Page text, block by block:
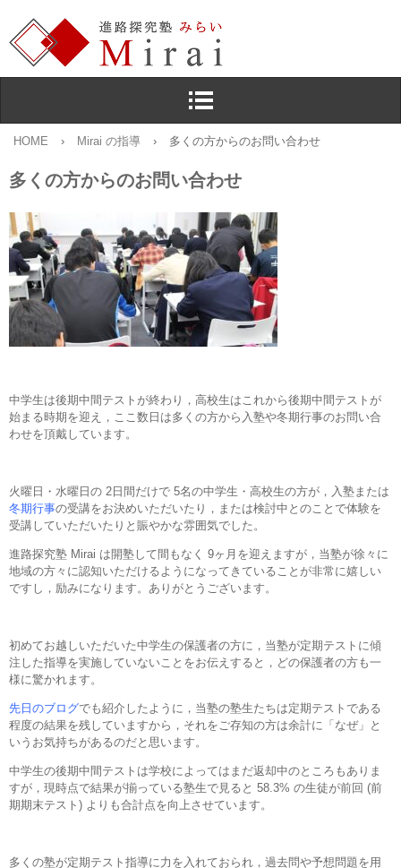
HOME › Mirai の指導 › 多くの方からのお問い合わせ
多くの方からのお問い合わせ
中学生は後期中間テストが終わり，高校生はこれから後期中間テストが
始まる時期を迎え，ここ数日は多くの方から入塾や冬期行事のお問い合
わせを頂戴しています。
火曜日・水曜日の 2日間だけで 5名の中学生・高校生の方が，入塾または
冬期行事の受講をお決めいただいたり，または検討中とのことで体験を
受講していただいたりと賑やかな雰囲気でした。
進路探究塾 Mirai は開塾して間もなく 9ヶ月を迎えますが，当塾が徐々に
地域の方々に認知いただけるようになってきていることが非常に嬉しい
ですし，励みになります。ありがとうございます。
初めてお越しいただいた中学生の保護者の方に，当塾が定期テストに傾
注した指導を実施していないことをお伝えすると，どの保護者の方も一
様に驚かれます。
先日のブログでも紹介したように，当塾の塾生たちは定期テストである
程度の結果を残していますから，それをご存知の方は余計に「なぜ」と
いうお気持ちがあるのだと思います。
中学生の後期中間テストは学校によってはまだ返却中のところもありま
すが，現時点で結果が揃っている塾生で見ると 58.3% の生徒が前回 (前
期期末テスト) よりも合計点を向上させています。
多くの塾が定期テスト指導に力を入れておられ，過去問や予想問題を用